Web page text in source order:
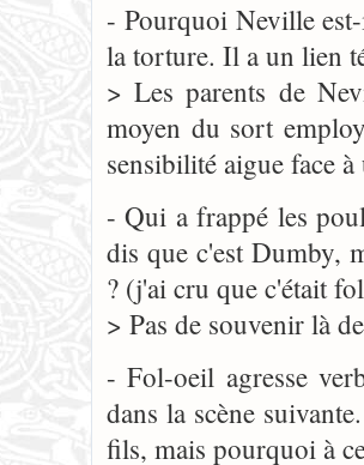
- Pourquoi Neville
la torture. Il a un lien
> Les parents de
moyen du sort
sensibilité aigue face
- Qui a frappé les
dis que c'est Dumby,
? (j'ai cru que c'était
> Pas de souvenir là
- Fol-oeil agresse
dans la scène
fils, mais pourquoi à